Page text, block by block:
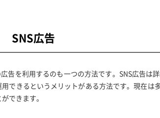
SNS広告
広告を利用するのも一つの方法です。SNS広告
用できるというメリットがある方法です。現在
できます。